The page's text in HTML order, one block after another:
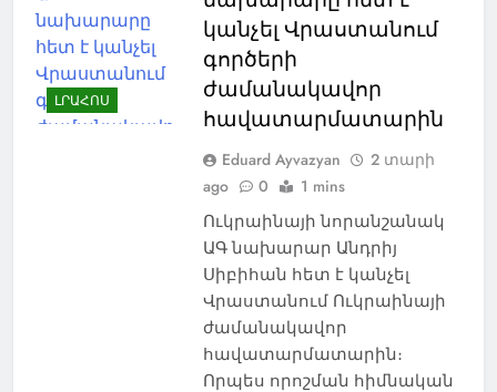
ԼՐԱՀՈՍ
կանչել Վրաստանում
գործերի
ժամանակավոր
հավատարմատարին
Eduard Ayvazyan
2 տարի
ago
0 1 mins
Ուկրաինայի նորանշանակ
ԱԳ նախարար Անդրիյ
Սիբիհան հետ է կանչել
Վրաստանում Ուկրաինայի
ժամանակավոր
հավատարմատարին։
Որպես որոշման հիմնական